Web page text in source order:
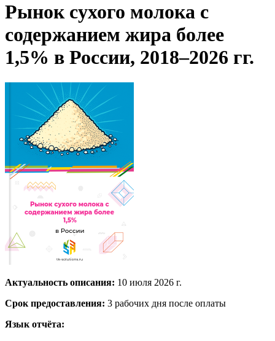
Рынок сухого молока с
содержанием жира более
1,5% в России, 2018–2026 гг.
Актуальность описания: 10 июля 2026 г.
Срок предоставления: 3 рабочих дня после оплаты
Язык отчёта: